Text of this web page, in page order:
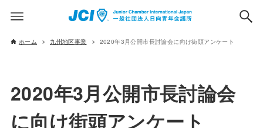
ホーム 九州地区事業 2020年3月公開市長討論会に向け街頭アンケート
2020年3月公開市長討論会
に向け街頭アンケート